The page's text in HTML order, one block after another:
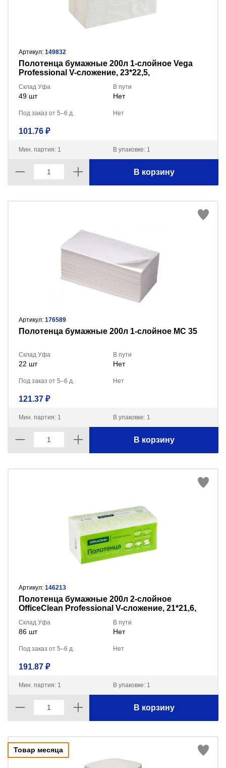
Артикул: 149832
Полотенца бумажные 200л 1-слойное Vega
Professional V-сложение, 23*22,5,
Склад Уфа
49 шт
В пути
Нет
Под заказ от 5–6 д. Нет
101.76 ₽
Мин. партия: 1 В упаковке: 1
В корзину
Артикул: 176589
Полотенца бумажные 200л 1-слойное МС 35
Склад Уфа
22 шт
В пути
Нет
Под заказ от 5–6 д. Нет
121.37 ₽
Мин. партия: 1 В упаковке: 1
В корзину
Артикул: 146213
Полотенца бумажные 200л 2-слойное
OfficeClean Professional V-сложение, 21*21,6,
Склад Уфа
86 шт
В пути
Нет
Под заказ от 5–6 д. Нет
191.87 ₽
Мин. партия: 1 В упаковке: 1
В корзину
Товар месяца